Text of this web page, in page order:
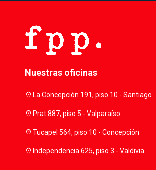
Nuestras oficinas
location_onLa Concepción 191, piso 10 - Santiago
location_onPrat 887, piso 5 - Valparaíso
location_onTucapel 564, piso 10 - Concepción
location_onIndependencia 625, piso 3 - Valdivia